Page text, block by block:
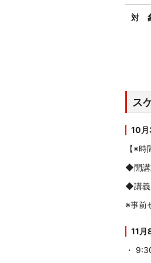
対
ス
10月
【※時
◆開
◆講義
※事前
11月
・